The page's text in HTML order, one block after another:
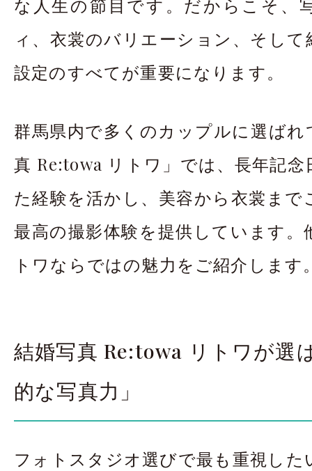
な人生の節目です。だからこそ、
ィ、衣裳のバリエーション、そし
設定のすべてが重要になります。
群馬県内で多くのカップルに選ばれ
真 Re:towa リトワ」では、長年記
た経験を活かし、美容から衣裳まで
最高の撮影体験を提供しています。
トワならではの魅力をご紹介します
結婚写真 Re:towa リトワが選
的な写真力」
フォトスタジオ選びで最も重視した